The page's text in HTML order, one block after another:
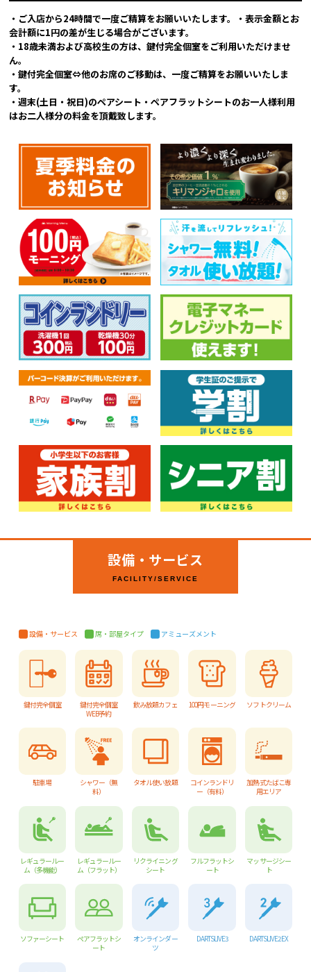
・ご入店から24時間で一度ご精算をお願いいたします。・表示金額とお
会計額に1円の差が生じる場合がございます。
・18歳未満および高校生の方は、鍵付完全個室をご利用いただけませ
ん。
・鍵付完全個室⇔他のお席のご移動は、一度ご精算をお願いいたしま
す。
・週末(土日・祝日)のペアシート・ペアフラットシートのお一人様利用
はお二人様分の料金を頂戴致します。
設備・サービス
FACILITY/SERVICE
設備・サービス 席・部屋タイプ アミューズメント
鍵付完全個室
鍵付完全個室
WEB予約
飲み放題カフェ 100円モーニング ソフトクリーム
駐車場
シャワー（無
料）
タオル使い放題
コインランドリ
ー（有料）
加熱式たばこ専
用エリア
レギュラールー
ム（多機能）
レギュラールー
ム（フラット）
リクライニング
シート
フルフラットシ
ート
マッサージシー
ト
ソファーシート
ペアフラットシ
ート
オンラインダー
ツ
DARTSLIVE3 DARTSLIVE2 EX